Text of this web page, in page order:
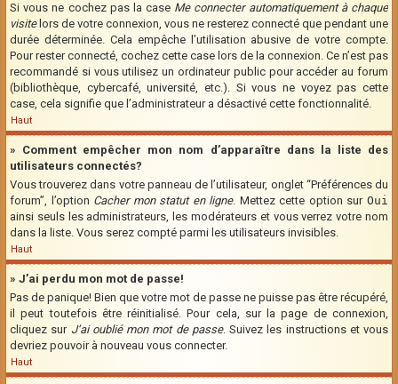
Si vous ne cochez pas la case Me connecter automatiquement à chaque
visitelors de votre connexion, vous ne resterez connecté que pendant une
durée déterminée. Cela empêche l’utilisation abusive de votre compte.
Pour rester connecté, cochez cette case lors de la connexion. Ce n’est pas
recommandé si vous utilisez un ordinateur public pour accéder au forum
(bibliothèque, cybercafé, université, etc.). Si vous ne voyez pas cette
case, cela signifie que l’administrateur a désactivé cette fonctionnalité.
Haut
» Comment empêcher mon nom d’apparaître dans la liste des
utilisateurs connectés?
Vous trouverez dans votre panneau de l’utilisateur, onglet “Préférences du
forum”, l’option Cacher mon statut en ligne. Mettez cette option surOui
ainsi seuls les administrateurs, les modérateurs et vous verrez votre nom
dans la liste. Vous serez compté parmi les utilisateurs invisibles.
Haut
» J’ai perdu mon mot de passe!
Pas de panique! Bien que votre mot de passe ne puisse pas être récupéré,
il peut toutefois être réinitialisé. Pour cela, sur la page de connexion,
cliquez sur J’ai oublié mon mot de passe. Suivez les instructions et vous
devriez pouvoir à nouveau vous connecter.
Haut